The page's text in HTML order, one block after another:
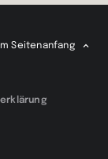
Seitenanfang